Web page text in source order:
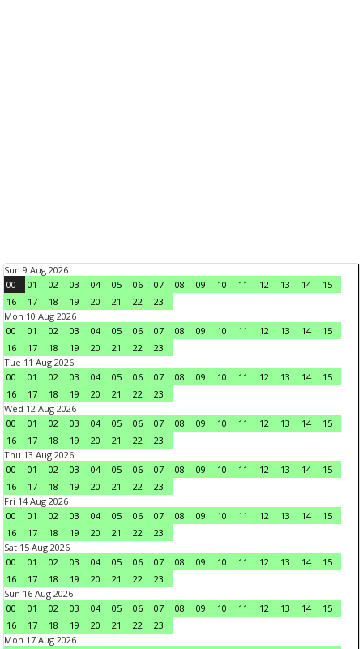
Sun 9 Aug 2026
00
01 02 03 04 05 06 07 08 09 10 11 12 13 14
15
16
17 18 19 20 21 22
23
Mon 10 Aug 2026
00
01 02 03 04 05 06 07 08 09 10 11 12 13 14
15
16
17 18 19 20 21 22
23
Tue 11 Aug 2026
00
01 02 03 04 05 06 07 08 09 10 11 12 13 14
15
16
17 18 19 20 21 22
23
Wed 12 Aug 2026
00
01 02 03 04 05 06 07 08 09 10 11 12 13 14
15
16
17 18 19 20 21 22
23
Thu 13 Aug 2026
00
01 02 03 04 05 06 07 08 09 10 11 12 13 14
15
16
17 18 19 20 21 22
23
Fri 14 Aug 2026
00
01 02 03 04 05 06 07 08 09 10 11 12 13 14
15
16
17 18 19 20 21 22
23
Sat 15 Aug 2026
00
01 02 03 04 05 06 07 08 09 10 11 12 13 14
15
16
17 18 19 20 21 22
23
Sun 16 Aug 2026
00
01 02 03 04 05 06 07 08 09 10 11 12 13 14
15
16
17 18 19 20 21 22
23
Mon 17 Aug 2026